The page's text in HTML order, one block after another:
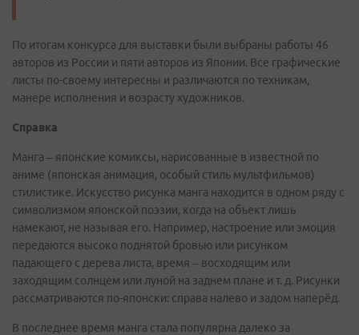
По итогам конкурса для выставки были выбраны работы 46
авторов из России и пяти авторов из Японии. Все графические
листы по-своему интересны и различаются по техникам,
манере исполнения и возрасту художников.
Справка
Манга – японские комиксы, нарисованные в известной по
аниме (японская анимация, особый стиль мультфильмов)
стилистике. Искусство рисунка манга находится в одном ряду с
символизмом японской поэзии, когда на объект лишь
намекают, не называя его. Например, настроение или эмоция
передаются высоко поднятой бровью или рисунком
падающего с дерева листа, время – восходящим или
заходящим солнцем или луной на заднем плане и т. д. Рисунки
рассматриваются по-японски: справа налево и задом наперёд.
В последнее время манга стала популярна далеко за